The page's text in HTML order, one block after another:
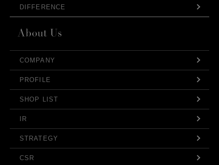
DIFFERENCE
COMPANY
PROFILE
SHOP LIST
IR
STRATEGY
CSR